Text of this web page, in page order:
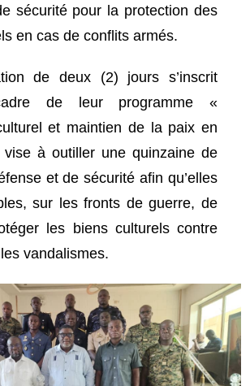
sécurité pour la protection des
en cas de conflits armés.
de deux (2) jours s’inscrit
de leur programme «
et maintien de la paix en
à outiller une quinzaine de
et de sécurité afin qu’elles
sur les fronts de guerre, de
les biens culturels contre
vandalismes.